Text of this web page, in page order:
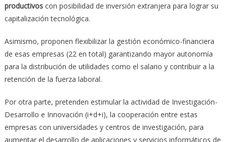
productivoscon posibilidad de inversión extranjera para lograr su
capitalización tecnológica.
Asimismo, proponen flexibilizar la gestión económico-financiera
de esas empresas (22 en total) garantizando mayor autonomía
para la distribución de utilidades como el salario y contribuir a la
retención de la fuerza laboral.
Por otra parte, pretenden estimular la actividad de Investigación-
Desarrollo e Innovación (i+d+i), la cooperación entre estas
empresas con universidades y centros de investigación, para
aumentar el desarrollo de aplicaciones y servicios informáticos de